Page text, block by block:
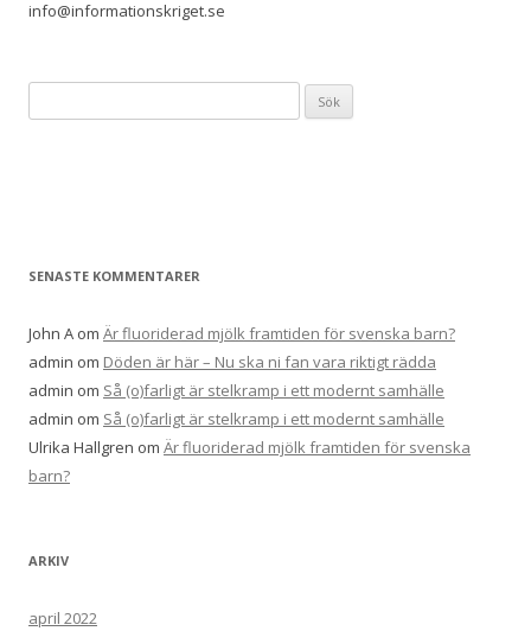
info@informationskriget.se
ö
e
:
SENASTE KOMMENTARER
John A om Är fluoriderad mjölk framtiden för svenska barn?
admin om Döden är här – Nu ska ni fan vara riktigt rädda
admin om Så (o)farligt är stelkramp i ett modernt samhälle
admin om Så (o)farligt är stelkramp i ett modernt samhälle
Ulrika Hallgren om Är fluoriderad mjölk framtiden för svenska
barn?
ARKIV
april 2022